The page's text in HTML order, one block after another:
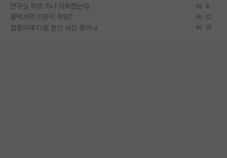
연구실 학생 하나 자퇴했는데 8
물박사의 기준이 뭐임? 12
랩홈피에 다들 본인 사진 올리냐 19